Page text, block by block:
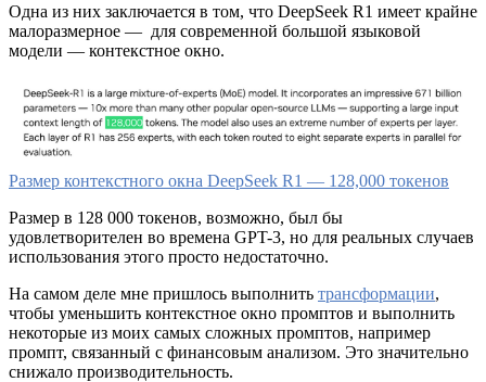
Одна из них заключается в том, что DeepSeek R1 имеет крайне
малоразмерное — для современной большой языковой
модели — контекстное окно.
Размер контекстного окна DeepSeek R1 — 128,000 токенов
Размер в 128 000 токенов, возможно, был бы
удовлетворителен во времена GPT-3, но для реальных случаев
использования этого просто недостаточно.
На самом деле мне пришлось выполнить трансформации,
чтобы уменьшить контекстное окно промптов и выполнить
некоторые из моих самых сложных промптов, например
промпт, связанный с финансовым анализом. Это значительно
снижало производительность.